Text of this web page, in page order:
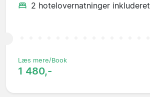
2 hotelovernatninger inkluderet
Læs mere/Book
1 480,-